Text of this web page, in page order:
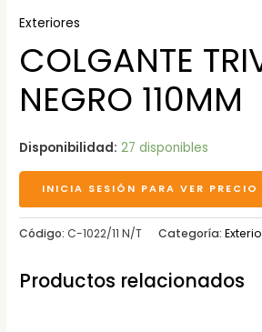
Exteriores
COLGANTE
NEGRO 110MM
Disponibilidad: 27 disponibles
INICIA SESIÓN PARA VER PRECIO
Código:C-1022/11 N/T Categoría:
Productos relacionados